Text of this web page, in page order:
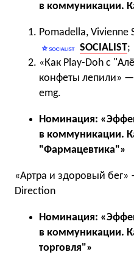
в коммуникации.
Pomadella, Vivienne
SOCIALIST;
«Как Play-Doh с
конфеты лепили» —
emg.
Номинация:
в коммуникации.
"Фармацевтика"»
«Артра и здоровый
Direction
Номинация:
в коммуникации.
торговля"»